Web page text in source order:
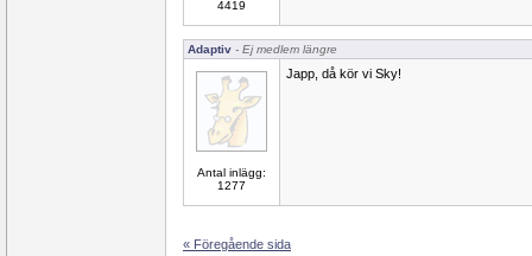
4419
Adaptiv - Ej medlem längre
Antal inlägg:
1277
Japp, då kör vi Sky!
« Föregående sida